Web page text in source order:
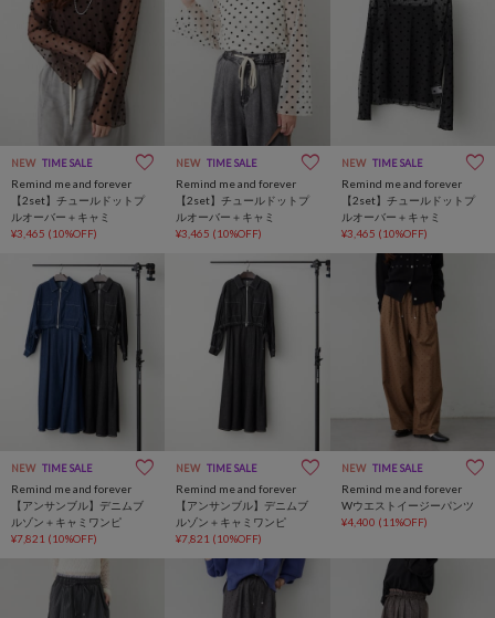
NEW TIME SALE
Remind me and forever
【2set】チュールドットプ
ルオーバー＋キャミ
¥3,465 (10%OFF)
NEW TIME SALE
Remind me and forever
【2set】チュールドットプ
ルオーバー＋キャミ
¥3,465 (10%OFF)
NEW TIME SALE
Remind me and forever
【2set】チュールドットプ
ルオーバー＋キャミ
¥3,465 (10%OFF)
NEW TIME SALE
Remind me and forever
【アンサンブル】デニムブ
ルゾン＋キャミワンピ
¥7,821 (10%OFF)
NEW TIME SALE
Remind me and forever
【アンサンブル】デニムブ
ルゾン＋キャミワンピ
¥7,821 (10%OFF)
NEW TIME SALE
Remind me and forever
Wウエストイージーパンツ
¥4,400 (11%OFF)